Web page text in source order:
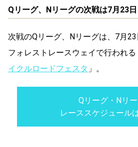
Qリーグ、Nリーグの次戦は7月23日
次戦のQリーグ、Nリーグは、7月
フォレストレースウェイで行われる
イクルロードフェスタ 」。
Qリーグ・Nリ
レーススケジュール